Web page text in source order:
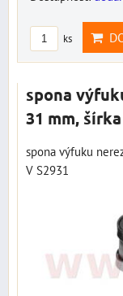
ks
spona
31 mm,
spona výfuku
V S2931